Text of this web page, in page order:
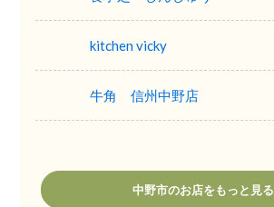
kitchen vicky
牛角 信州中野店
中野市のお店をもっと見る